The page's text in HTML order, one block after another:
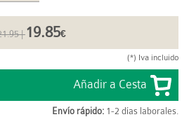
|19.85€
(*) Iva incluido
Envío rápido: 1-2 días laborales.